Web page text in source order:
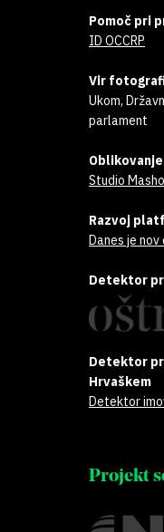
Pomoč pri
ID OCCRP
Vir
Ukom,
parlament
Oblikovanje
Studio
Razvoj
Danes je nov
Detektor
Detektor
Hrvaškem
Detektor
Projekt